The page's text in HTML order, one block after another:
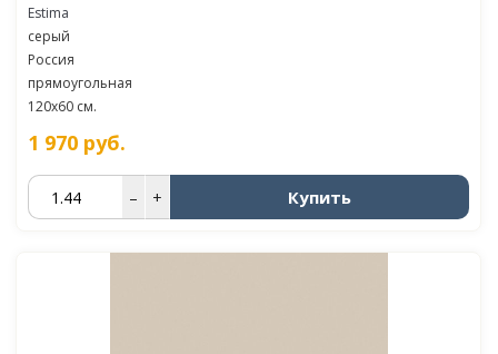
Estima
серый
Россия
прямоугольная
120x60 см.
1 970 руб.
– + Купить